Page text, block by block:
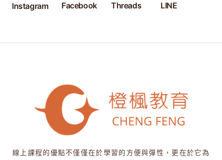
Instagram Facebook Threads LINE
線上課程的優點不僅僅在於學習的方便與彈性，更在於它為